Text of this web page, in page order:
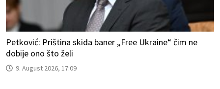
Petković: Priština skida baner „Free Ukraine“ čim ne
dobije ono što želi
9. August 2026, 17:09